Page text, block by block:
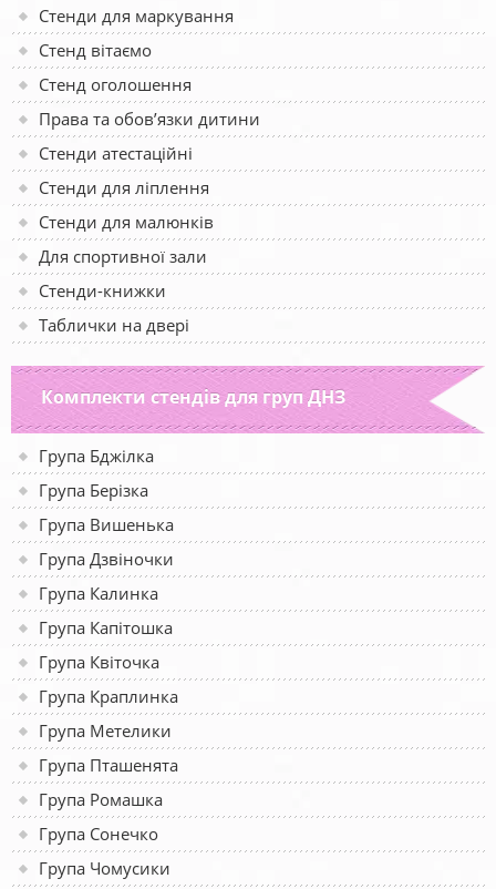
Стенди для маркування
Стенд вітаємо
Стенд оголошення
Права та обов’язки дитини
Стенди атестаційні
Стенди для ліплення
Стенди для малюнків
Для спортивної зали
Стенди-книжки
Таблички на двері
Комплекти стендів для груп ДНЗ
Група Бджілка
Група Берізка
Група Вишенька
Група Дзвіночки
Група Калинка
Група Капітошка
Група Квіточка
Група Краплинка
Група Метелики
Група Пташенята
Група Ромашка
Група Сонечко
Група Чомусики